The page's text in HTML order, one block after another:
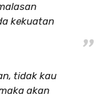
kekuatan
tidak kau
akan